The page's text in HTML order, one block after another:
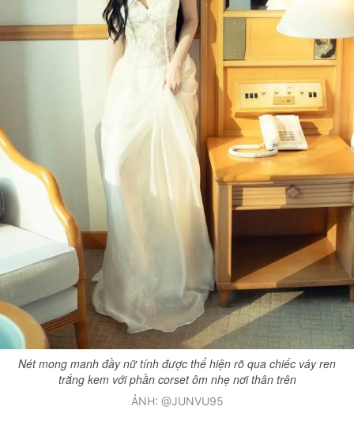
Nét mong manh đầy nữ tính được thể hiện rõ qua chiếc váy ren
trắng kem với phần corset ôm nhẹ nơi thân trên
ẢNH: @JUNVU95